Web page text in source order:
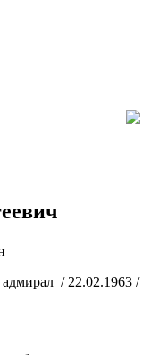
/ 22.02.1963 /